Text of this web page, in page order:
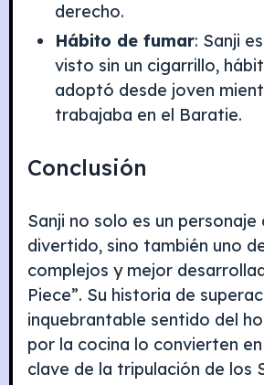
derecho.
Hábito de fumar: Sanji
visto sin un cigarrillo,
adoptó desde joven
trabajaba en el Baratie.
Conclusión
Sanji no solo es un
divertido, sino también uno
complejos y mejor
Piece”. Su historia de
inquebrantable sentido del
por la cocina lo convierten
clave de la tripulación de los